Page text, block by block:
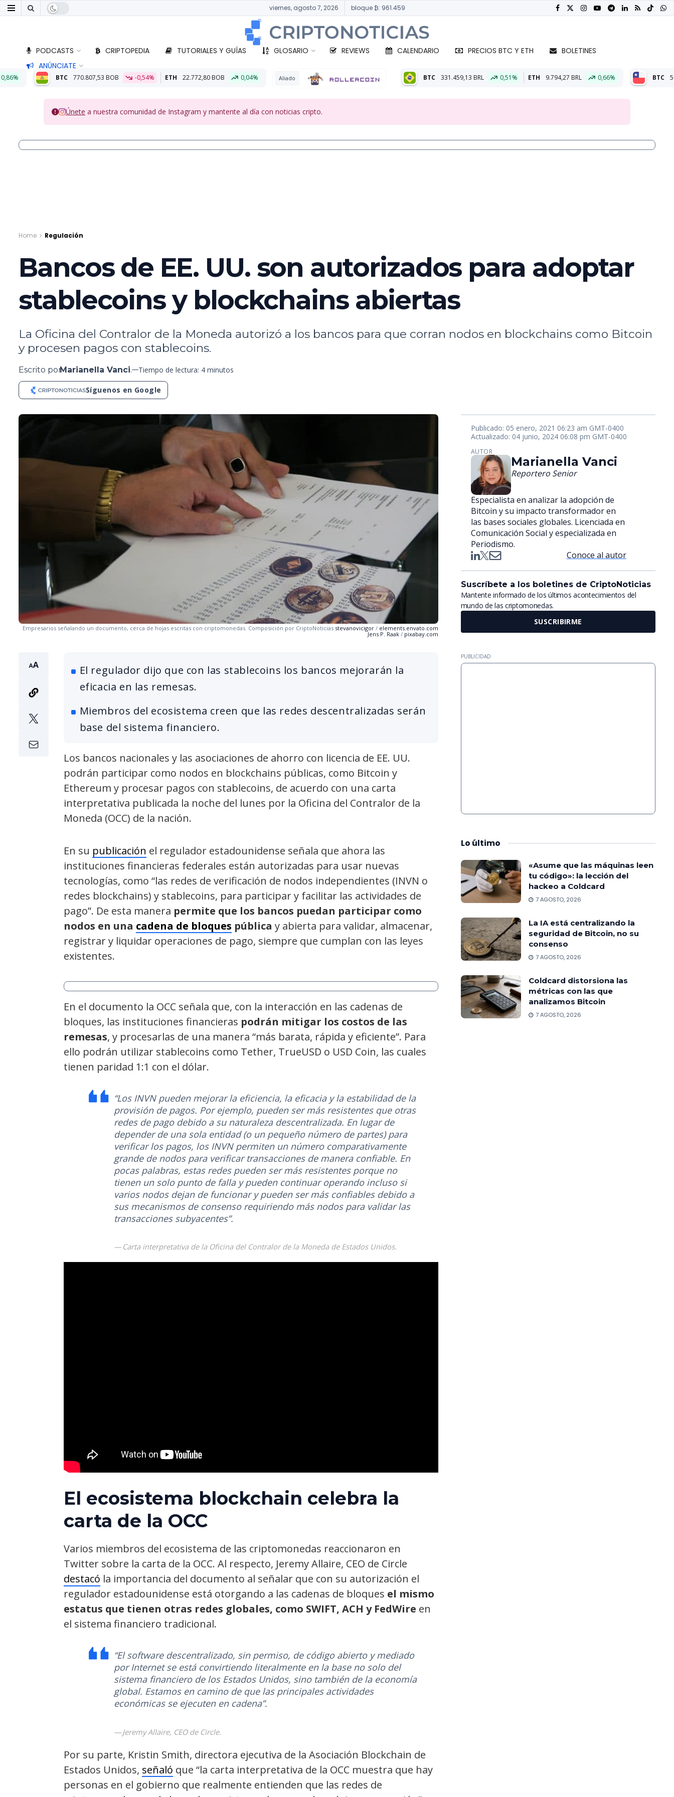
viernes, agosto 7, 2026 bloque ₿: 961.459
PODCASTS CRIPTOPEDIA TUTORIALES Y GUÍAS GLOSARIO REVIEWS CALENDARIO PRECIOS BTC Y ETH
BOLETINES
ANÚNCIATE
770.807,53 BOB -0,54% ETH 22.772,80 BOB 0,04% Aliado BTC 331.459,13 BRL 0,51% ETH 9.794,27 BRL 0,66% BTC 59.410.326,37 CLP
Únete a nuestra comunidad de Instagram y mantente al día con noticias cripto.
Home Regulación
Bancos de EE. UU. son autorizados para adoptar
stablecoins y blockchains abiertas
La Oficina del Contralor de la Moneda autorizó a los bancos para que corran nodos en blockchains como Bitcoin
y procesen pagos con stablecoins.
Escrito porMarianella Vanci. Tiempo de lectura: 4 minutos
Síguenos en Google
Empresarios señalando un documento, cerca de hojas escritas con criptomonedas. Composición por CriptoNoticiasstevanovicigor/ elements.envato.com
Jens P. Raak/ pixabay.com
El regulador dijo que con las stablecoins los bancos mejorarán la
eficacia en las remesas.
Miembros del ecosistema creen que las redes descentralizadas serán
base del sistema financiero.
Los bancos nacionales y las asociaciones de ahorro con licencia de EE. UU.
podrán participar como nodos en blockchains públicas, como Bitcoin y
Ethereum y procesar pagos con stablecoins, de acuerdo con una carta
interpretativa publicada la noche del lunes por la Oficina del Contralor de la
Moneda (OCC) de la nación.
En su publicación el regulador estadounidense señala que ahora las
instituciones financieras federales están autorizadas para usar nuevas
tecnologías, como “las redes de verificación de nodos independientes (INVN o
redes blockchains) y stablecoins, para participar y facilitar las actividades de
pago”. De esta manera permite que los bancos puedan participar como
nodos en una cadena de bloques pública y abierta para validar, almacenar,
registrar y liquidar operaciones de pago, siempre que cumplan con las leyes
existentes.
En el documento la OCC señala que, con la interacción en las cadenas de
bloques, las instituciones financieras podrán mitigar los costos de las
remesas, y procesarlas de una manera “más barata, rápida y eficiente”. Para
ello podrán utilizar stablecoins como Tether, TrueUSD o USD Coin, las cuales
tienen paridad 1:1 con el dólar.
“Los INVN pueden mejorar la eficiencia, la eficacia y la estabilidad de la
provisión de pagos. Por ejemplo, pueden ser más resistentes que otras
redes de pago debido a su naturaleza descentralizada. En lugar de
depender de una sola entidad (o un pequeño número de partes) para
verificar los pagos, los INVN permiten un número comparativamente
grande de nodos para verificar transacciones de manera confiable. En
pocas palabras, estas redes pueden ser más resistentes porque no
tienen un solo punto de falla y pueden continuar operando incluso si
varios nodos dejan de funcionar y pueden ser más confiables debido a
sus mecanismos de consenso requiriendo más nodos para validar las
transacciones subyacentes”.
Carta interpretativa de la Oficina del Contralor de la Moneda de Estados Unidos.
El ecosistema blockchain celebra la
carta de la OCC
Varios miembros del ecosistema de las criptomonedas reaccionaron en
Twitter sobre la carta de la OCC. Al respecto, Jeremy Allaire, CEO de Circle
destacó la importancia del documento al señalar que con su autorización el
regulador estadounidense está otorgando a las cadenas de bloques el mismo
estatus que tienen otras redes globales, como SWIFT, ACH y FedWire en
el sistema financiero tradicional.
“El software descentralizado, sin permiso, de código abierto y mediado
por Internet se está convirtiendo literalmente en la base no solo del
sistema financiero de los Estados Unidos, sino también de la economía
global. Estamos en camino de que las principales actividades
económicas se ejecuten en cadena”.
Jeremy Allaire, CEO de Circle.
Por su parte, Kristin Smith, directora ejecutiva de la Asociación Blockchain de
Estados Unidos, señaló que “la carta interpretativa de la OCC muestra que hay
personas en el gobierno que realmente entienden que las redes de
Publicado: 05 enero, 2021 06:23 am GMT-0400
Actualizado: 04 junio, 2024 06:08 pm GMT-0400
AUTOR
Marianella Vanci
Reportero Senior
Especialista en analizar la adopción de
Bitcoin y su impacto transformador en
las bases sociales globales. Licenciada en
Comunicación Social y especializada en
Periodismo.
Conoce al autor
Suscríbete a los boletines de CriptoNoticias
Mantente informado de los últimos acontecimientos del
mundo de las criptomonedas.
SUSCRIBIRME
PUBLICIDAD
Lo último
«Asume que las máquinas leen
tu código»: la lección del
hackeo a Coldcard
7 AGOSTO, 2026
La IA está centralizando la
seguridad de Bitcoin, no su
consenso
7 AGOSTO, 2026
Coldcard distorsiona las
métricas con las que
analizamos Bitcoin
7 AGOSTO, 2026